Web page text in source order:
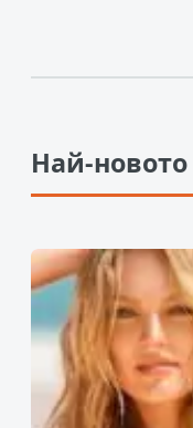
Най-новото